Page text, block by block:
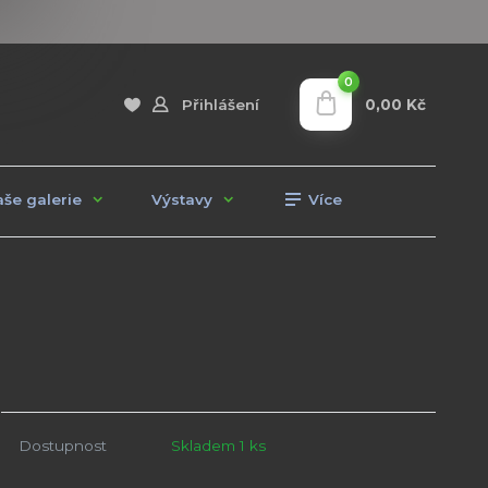
Přihlášení
0
0,00 Kč
galerie Výstavy Více
Dostupnost Skladem 1 ks